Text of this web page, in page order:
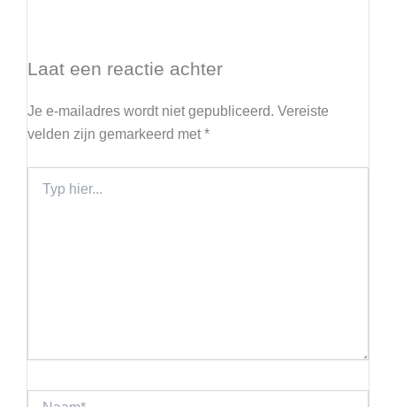
Laat een reactie achter
Je e-mailadres wordt niet gepubliceerd. Vereiste
velden zijn gemarkeerd met*
hier...
Naam*